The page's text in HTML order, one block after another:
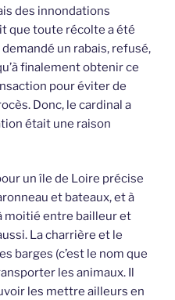
des innondations
que toute récolte a été
un rabais, refusé,
finalement obtenir ce
pour éviter de
Donc, le cardinal a
était une raison
un île de Loire précise
et bateaux, et à
moitié entre bailleur et
La charrière et le
barges (c’est le nom que
les animaux. Il
les mettre ailleurs en